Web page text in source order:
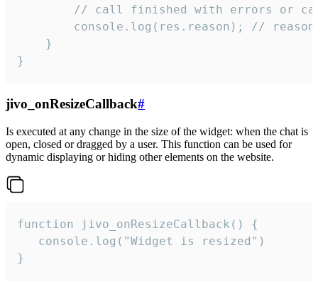
// call finished with errors or
console.log(res.reason); //
    }
}
jivo_onResizeCallback#
Is executed at any change in the size of the widget: when the chat is
open, closed or dragged by a user. This function can be used for
dynamic displaying or hiding other elements on the website.
function jivo_onResizeCallback() {
   console.log("Widget is resized")
}